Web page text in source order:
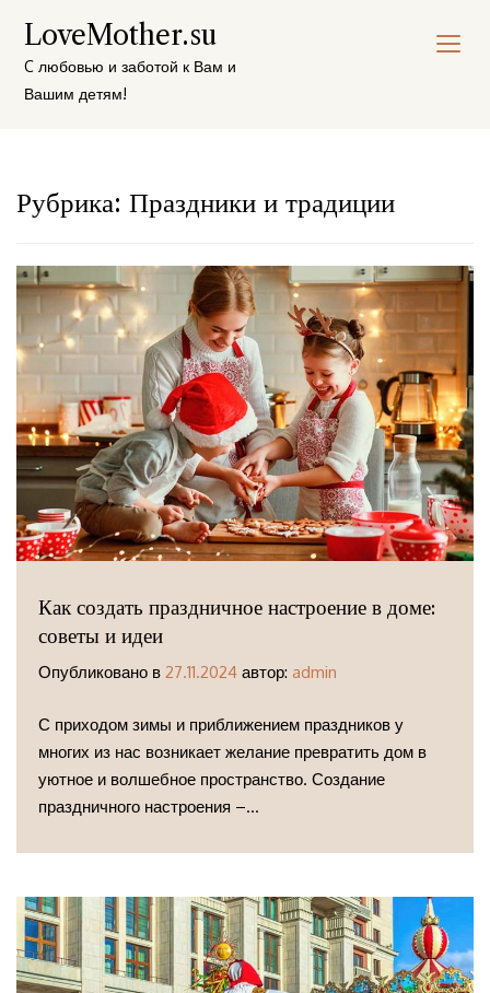
содержимому
LoveMother.su
C любовью и заботой к Вам и
Вашим детям!
Рубрика: Праздники и традиции
Как создать праздничное настроение в доме:
советы и идеи
Опубликовано в 27.11.2024 автор: admin
С приходом зимы и приближением праздников у
многих из нас возникает желание превратить дом в
уютное и волшебное пространство. Создание
праздничного настроения –...